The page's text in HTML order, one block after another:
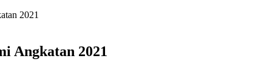
2021
Angkatan 2021